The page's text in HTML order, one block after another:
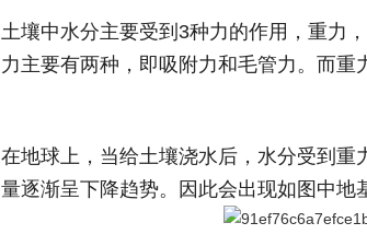
土壤中水分主要受到 3种力的作用，重力
力主要有两种，即吸附力和毛管力。而重
在地球上，当给土壤浇水后，水分受到
量逐渐呈下降趋势。因此会出现如图中地